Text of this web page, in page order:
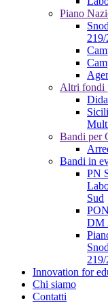
Piano
Altri fondi
Bandi per
Bandi in
PN
Sud
DM
Innovation for
Chi siamo
Contatti